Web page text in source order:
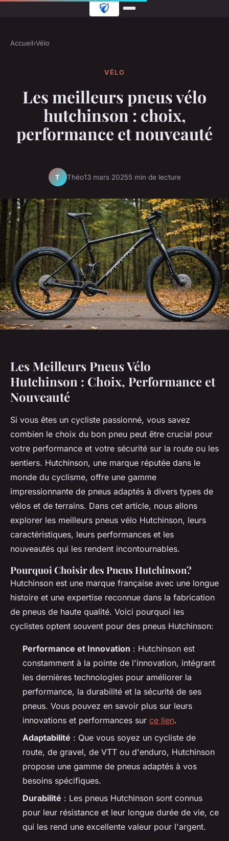
Accueil›Vélo
VÉLO
Les meilleurs pneus vélo
hutchinson : choix,
performance et nouveauté
T Théo13 mars 20255 min de lecture
Les Meilleurs Pneus Vélo
Hutchinson : Choix, Performance et
Nouveauté
Si vous êtes un cycliste passionné, vous savez
combien le choix du bon pneu peut être crucial pour
votre performance et votre sécurité sur la route ou les
sentiers. Hutchinson, une marque réputée dans le
monde du cyclisme, offre une gamme
impressionnante de pneus adaptés à divers types de
vélos et de terrains. Dans cet article, nous allons
explorer les meilleurs pneus vélo Hutchinson, leurs
caractéristiques, leurs performances et les
nouveautés qui les rendent incontournables.
Pourquoi Choisir des Pneus Hutchinson?
Hutchinson est une marque française avec une longue
histoire et une expertise reconnue dans la fabrication
de pneus de haute qualité. Voici pourquoi les
cyclistes optent souvent pour des pneus Hutchinson:
Performance et Innovation : Hutchinson est
constamment à la pointe de l'innovation, intégrant
les dernières technologies pour améliorer la
performance, la durabilité et la sécurité de ses
pneus. Vous pouvez en savoir plus sur leurs
innovations et performances sur ce lien.
Adaptabilité : Que vous soyez un cycliste de
route, de gravel, de VTT ou d'enduro, Hutchinson
propose une gamme de pneus adaptés à vos
besoins spécifiques.
Durabilité : Les pneus Hutchinson sont connus
pour leur résistance et leur longue durée de vie, ce
qui les rend une excellente valeur pour l'argent.